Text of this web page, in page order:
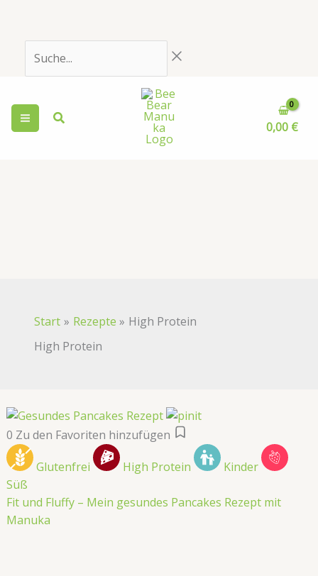
springen
0,00 €
Start Rezepte
High Protein
High Protein
0 Zu den Favoriten hinzufügen
Glutenfrei High Protein
Kinder
Süß
Fit und Fluffy – Mein gesundes Pancakes Rezept mit
Manuka